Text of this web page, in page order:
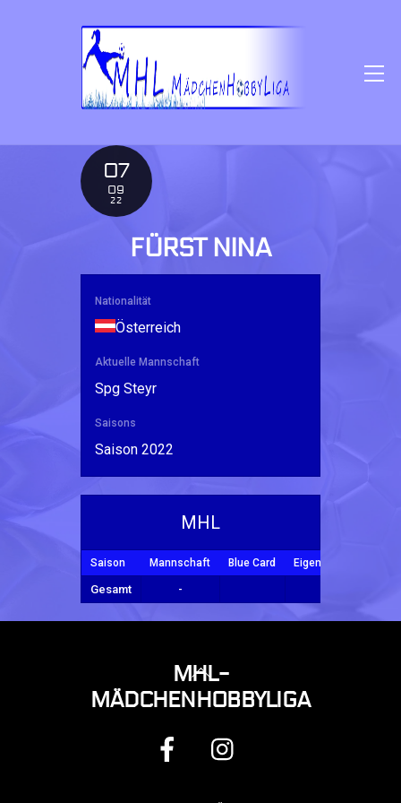
07
09
22
FÜRST NINA
Nationalität
Österreich
Aktuelle Mannschaft
Spg Steyr
Saisons
Saison 2022
MHL
Saison Mannschaft Blue Card Eigentor
Gesamt -
BACK
TO
MHL-
MÄDCHENHOBBYLIGA
FACEBOOK